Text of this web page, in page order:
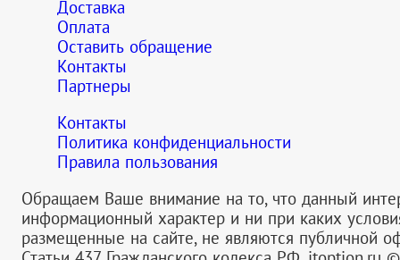
Доставка
Оплата
Оставить обращение
Контакты
Партнеры
Контакты
Политика конфиденциальности
Правила пользования
Обращаем Ваше внимание на то, что данный
информационный характер и ни при каких
размещенные на сайте, не являются публичной